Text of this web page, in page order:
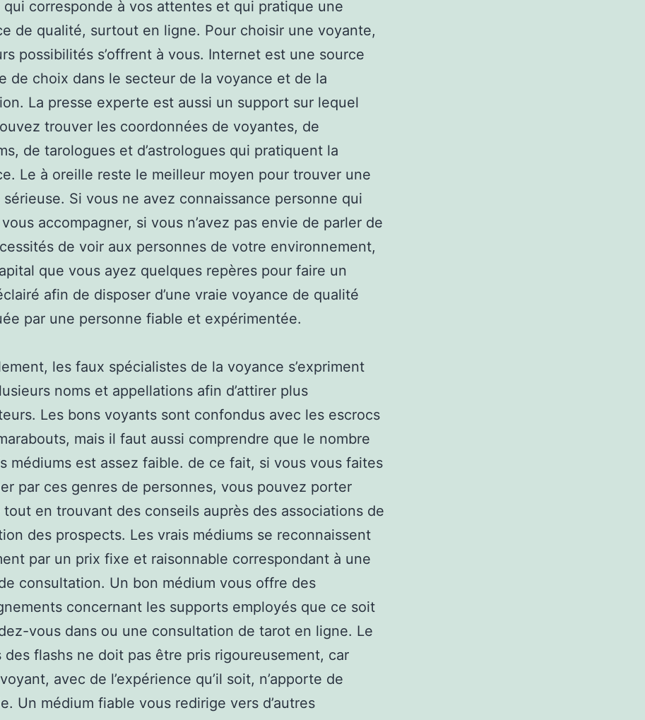
corresponde à vos attentes et qui pratique une
de qualité, surtout en ligne. Pour choisir une voyante,
possibilités s’offrent à vous. Internet est une source
de choix dans le secteur de la voyance et de la
La presse experte est aussi un support sur lequel
trouver les coordonnées de voyantes, de
de tarologues et d’astrologues qui pratiquent la
Le à oreille reste le meilleur moyen pour trouver une
Si vous ne avez connaissance personne qui
accompagner, si vous n’avez pas envie de parler de
de voir aux personnes de votre environnement,
que vous ayez quelques repères pour faire un
afin de disposer d’une vraie voyance de qualité
par une personne fiable et expérimentée.
les faux spécialistes de la voyance s’expriment
noms et appellations afin d’attirer plus
Les bons voyants sont confondus avec les escrocs
mais il faut aussi comprendre que le nombre
médiums est assez faible. de ce fait, si vous vous faites
par ces genres de personnes, vous pouvez porter
tout en trouvant des conseils auprès des associations de
des prospects. Les vrais médiums se reconnaissent
par un prix fixe et raisonnable correspondant à une
consultation. Un bon médium vous offre des
concernant les supports employés que ce soit
vous dans ou une consultation de tarot en ligne. Le
des flashs ne doit pas être pris rigoureusement, car
avec de l’expérience qu’il soit, n’apporte de
Un médium fiable vous redirige vers d’autres